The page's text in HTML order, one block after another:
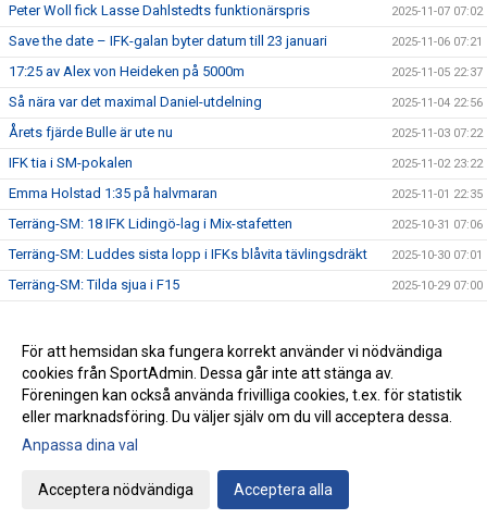
Peter Woll fick Lasse Dahlstedts funktionärspris 2025-11-07 07:02
Save the date – IFK-galan byter datum till 23 januari 2025-11-06 07:21
17:25 av Alex von Heideken på 5000m 2025-11-05 22:37
Så nära var det maximal Daniel-utdelning 2025-11-04 22:56
Årets fjärde Bulle är ute nu 2025-11-03 07:22
IFK tia i SM-pokalen 2025-11-02 23:22
Emma Holstad 1:35 på halvmaran 2025-11-01 22:35
Terräng-SM: 18 IFK Lidingö-lag i Mix-stafetten 2025-10-31 07:06
Terräng-SM: Luddes sista lopp i IFKs blåvita tävlingsdräkt 2025-10-30 07:01
Terräng-SM: Tilda sjua i F15 2025-10-29 07:00
IFK Centralorganisations styrelse på besök i Helsingfors 2025-10-27 07:57
Ebba sprang terräng i Pittsburg 2025-10-26 13:49
Terräng-SM: Bronsmedalj till P19-laget 2025-10-26 09:07
Janne skriver om skolidrottsplatser
Terräng-SM: Kassaskåpssäkert P19-guld till Kalle
Terräng-SM: Silver till Nina i K55
För att hemsidan ska fungera korrekt använder vi nödvändiga
cookies från SportAdmin. Dessa går inte att stänga av.
Föreningen kan också använda frivilliga cookies, t.ex. för statistik
eller marknadsföring. Du väljer själv om du vill acceptera dessa.
Anpassa dina val
Acceptera nödvändiga Acceptera alla